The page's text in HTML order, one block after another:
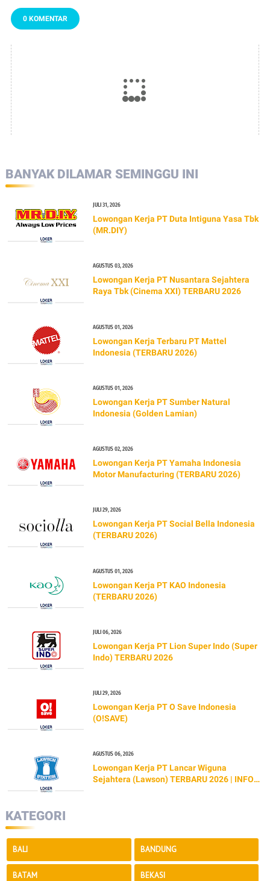
0 KOMENTAR
BANYAK DILAMAR SEMINGGU INI
JULI 31, 2026
Lowongan Kerja PT Duta Intiguna Yasa Tbk
(MR.DIY)
AGUSTUS 03, 2026
Lowongan Kerja PT Nusantara Sejahtera
Raya Tbk (Cinema XXI) TERBARU 2026
AGUSTUS 01, 2026
Lowongan Kerja Terbaru PT Mattel
Indonesia (TERBARU 2026)
AGUSTUS 01, 2026
Lowongan Kerja PT Sumber Natural
Indonesia (Golden Lamian)
AGUSTUS 02, 2026
Lowongan Kerja PT Yamaha Indonesia
Motor Manufacturing (TERBARU 2026)
JULI 29, 2026
Lowongan Kerja PT Social Bella Indonesia
(TERBARU 2026)
AGUSTUS 01, 2026
Lowongan Kerja PT KAO Indonesia
(TERBARU 2026)
JULI 06, 2026
Lowongan Kerja PT Lion Super Indo (Super
Indo) TERBARU 2026
JULI 29, 2026
Lowongan Kerja PT O Save Indonesia
(O!SAVE)
AGUSTUS 06, 2026
Lowongan Kerja PT Lancar Wiguna
Sejahtera (Lawson) TERBARU 2026 | INFO
KATEGORI
BALI BANDUNG
BATAM BEKASI